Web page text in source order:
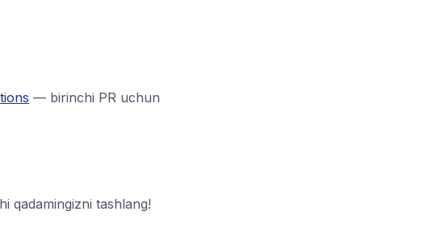
— birinchi PR uchun
qadamingizni tashlang!